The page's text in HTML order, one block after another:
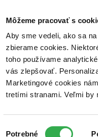
Môžeme pracovať s
Aby sme vedeli, ako sa
zbierame cookies.
toho používame
vás zlepšovať.
Marketingové cookies
tretími stranami. Veľmi by
Potrebné
Poukážky Kontakt